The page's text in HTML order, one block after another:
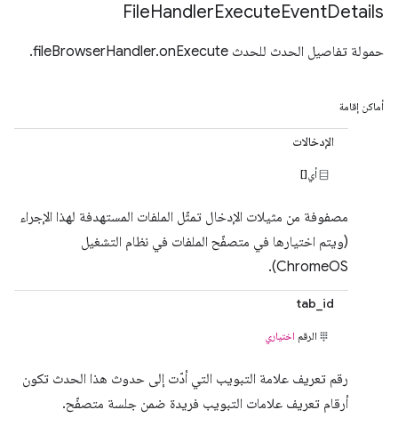
FileHandlerExecuteEventDetails
حمولة تفاصيل الحدث للحدث fileBrowserHandler.onExecute.
أماكن إقامة
الإدخالات
أي[]
مصفوفة من مثيلات الإدخال تمثّل الملفات المستهدفة لهذا الإجراء
(ويتم اختيارها في متصفّح الملفات في نظام التشغيل
ChromeOS).
tab_id
الرقم اختياري
رقم تعريف علامة التبويب التي أدّت إلى حدوث هذا الحدث تكون
أرقام تعريف علامات التبويب فريدة ضمن جلسة متصفّح.